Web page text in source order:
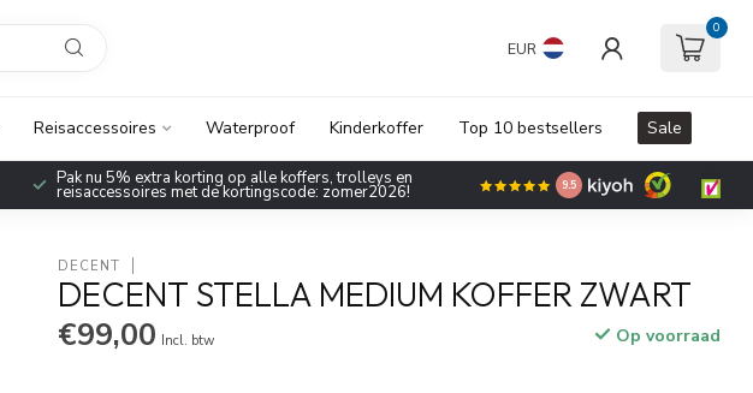
EUR
0
Reisaccessoires Waterproof Kinderkoffer Top 10 bestsellers Sale
Pak nu 5% extra korting op alle koffers, trolleys en
reisaccessoires met de kortingscode: zomer2026! 9.5
DECENT
DECENT STELLA MEDIUM KOFFER ZWART
€99,00 Incl. btw Op voorraad